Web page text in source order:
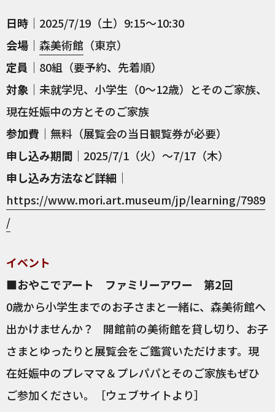
日時 ｜2025/7/19（土）9:15～10:30
会場 ｜ 森美術館 （東京）
定員 ｜80組（要予約、先着順）
対象 ｜未就学児、小学生（0～12歳）とそのご家族、
現在妊娠中の方とそのご家族
参加費 ｜無料（展覧会の当日観覧券が必要）
申し込み期間 ｜2025/7/1（火）～7/17（木）
申し込み方法など詳細 ｜
https://www.mori.art.museum/jp/learning/7989
/
イベント
■おやこでアート ファミリーアワー 第2回
0歳から小学生までのお子さまと一緒に、森美術館へ
出かけませんか？ 開館前の美術館を貸し切り、お子
さまとゆったりと展覧会をご鑑賞いただけます。現
在妊娠中のプレママ＆プレパパとそのご家族もぜひ
ご参加ください。［ウェブサイトより］